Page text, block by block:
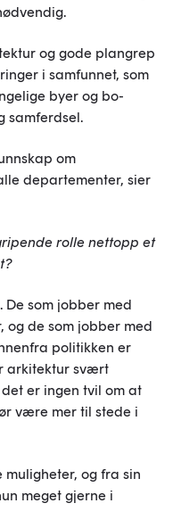
og gode plangrep
i samfunnet, som
byer og bo-
samferdsel.
om
departementer, sier
rolle nettopp et
De som jobber med
og de som jobber med
politikken er
arkitektur svært
er ingen tvil om at
være mer til stede i
muligheter, og fra sin
meget gjerne i